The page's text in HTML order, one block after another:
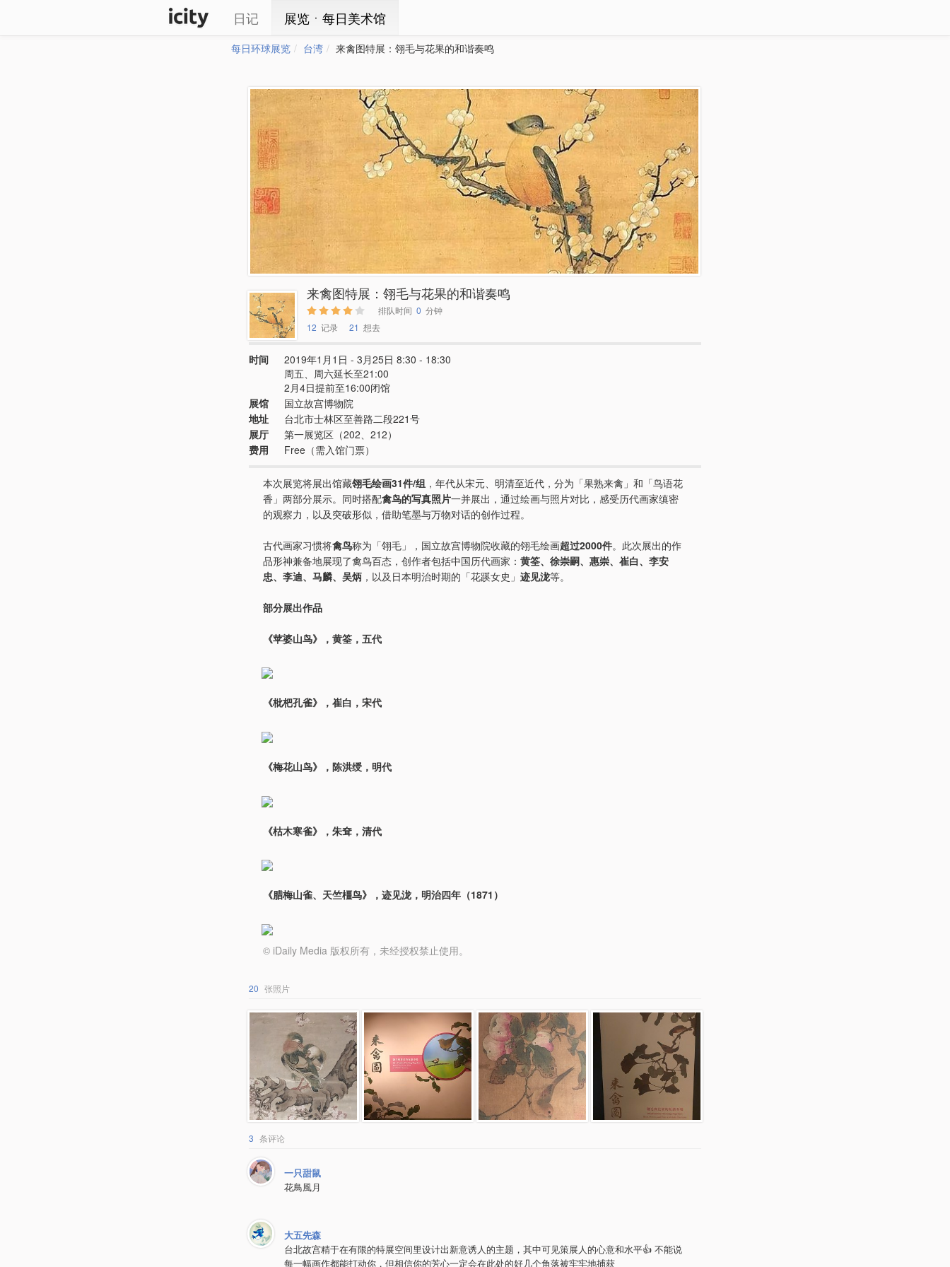
日记 展览ㆍ每日美术馆
每日环球展览 台湾 来禽图特展：翎毛与花果的和谐奏鸣
来禽图特展：翎毛与花果的和谐奏鸣
排队时间 0 分钟
12 记录 21 想去
时间
2019年1月1日 - 3月25日 8:30 - 18:30
周五、周六延长至21:00
2月4日提前至16:00闭馆
展馆
国立故宫博物院
地址
台北市士林区至善路二段221号
展厅
第一展览区（202、212）
费用
Free（需入馆门票）
本次展览将展出馆藏翎毛绘画31件/组 ，年代从宋元、明清至近代，分为「果熟来禽」和「鸟语花
香」两部分展示。同时搭配禽鸟的写真照片一并展出，通过绘画与照片对比，感受历代画家缜密
的观察力，以及突破形似，借助笔墨与万物对话的创作过程。
古代画家习惯将禽鸟称为「翎毛」，国立故宫博物院收藏的翎毛绘画超过2000件。此次展出的作
品形神兼备地展现了禽鸟百态，创作者包括中国历代画家： 黄筌、徐崇嗣、惠崇、崔白、李安
忠、李迪、马麟、吴炳 ，以及日本明治时期的「花蹊女史」 迹见泷等。
部分展出作品
《苹婆山鸟》，黄筌，五代
《枇杷孔雀》，崔白，宋代
《梅花山鸟》，陈洪绶，明代
《枯木寒雀》，朱耷，清代
《腊梅山雀、天竺橿鸟》，迹见泷，明治四年（1871）
© iDaily Media 版权所有，未经授权禁止使用。
20 张照片
3 条评论
一只甜鼠
花鳥風月
大五先森
台北故宫精于在有限的特展空间里设计出新意诱人的主题，其中可见策展人的心意和水平👍 不能说
每一幅画作都能打动你，但相信你的芳心一定会在此处的好几个角落被牢牢地捕获